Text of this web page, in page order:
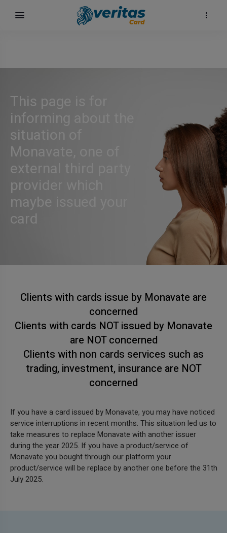
This page is for
informing about the
situation of
Monavate, one of
external third party
provider which
maybe issued your
card
Clients with cards issue by Monavate are
concerned
Clients with cards NOT issued by Monavate
are NOT concerned
Clients with non cards services such as
trading, investment, insurance are NOT
concerned
If you have a card issued by Monavate, you may have noticed
service interruptions in recent months. This situation led us to
take measures to replace Monavate with another issuer
during the year 2025. If you have a product/service of
Monavate you bought through our platform your
product/service will be replace by another one before the 31th
July 2025.